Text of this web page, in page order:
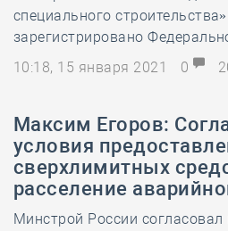
специального
зарегистрировано
10:18, 15 января 2021
0
Максим Егоров:
условия
сверхлимитных
расселение
Минстрой России согласовал